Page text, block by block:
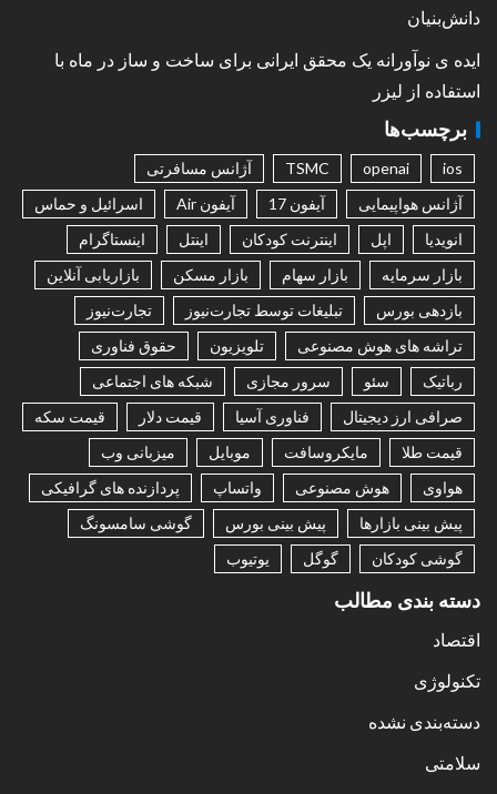
دانش‌بنیان
ایده ی نوآورانه یک محقق ایرانی برای ساخت و ساز در ماه با
استفاده از لیزر
برچسب‌ها
ios
openai
TSMC
آژانس مسافرتی
آژانس هواپیمایی
آیفون 17 آیفون Air
اسرائیل و حماس
انویدیا
اپل اینترنت کودکان اینتل
اینستاگرام
بازار سرمایه
بازار سهام بازار مسکن
بازاریابی آنلاین
بازدهی بورس
تبلیغات توسط تجارت‌نیوز
تجارت‌نیوز
تراشه های هوش مصنوعی
تلویزیون
حقوق فناوری
رباتیک
سئو سرور مجازی
شبکه های اجتماعی
صرافی ارز دیجیتال
فناوری آسیا قیمت دلار
قیمت سکه
قیمت طلا
مایکروسافت موبایل
میزبانی وب
هواوی
هوش مصنوعی واتساپ
پردازنده های گرافیکی
پیش بینی بازارها
پیش بینی بورس
گوشی سامسونگ
گوشی کودکان
گوگل یوتیوب
دسته بندی مطالب
اقتصاد
تکنولوژی
دسته‌بندی نشده
سلامتی